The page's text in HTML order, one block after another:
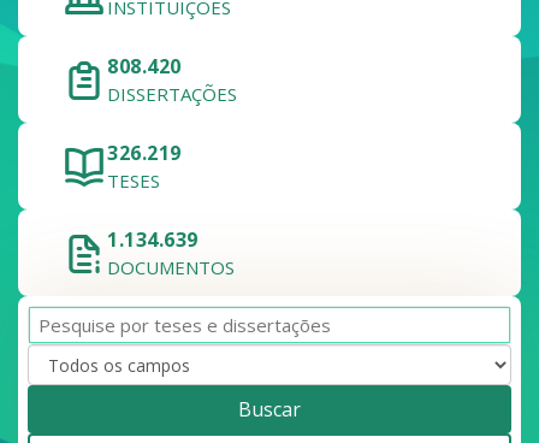
INSTITUIÇÕES
808.420
DISSERTAÇÕES
326.219
TESES
1.134.639
DOCUMENTOS
Buscar